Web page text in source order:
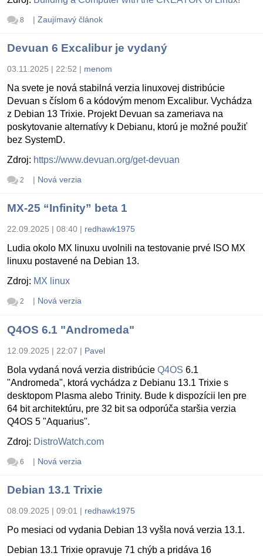
8 | Zaujímavý článok
Devuan 6 Excalibur je vydaný
03.11.2025 | 22:52 | menom
Na svete je nová stabilná verzia linuxovej distribúcie
Devuan s číslom 6 a kódovým menom Excalibur. Vychádza
z Debian 13 Trixie. Projekt Devuan sa zameriava na
poskytovanie alternatívy k Debianu, ktorú je možné použiť
bez SystemD.
Zdroj: https://www.devuan.org/get-devuan
2 | Nová verzia
MX-25 “Infinity” beta 1
22.09.2025 | 08:40 | redhawk1975
Ludia okolo MX linuxu uvolnili na testovanie prvé ISO MX
linuxu postavené na Debian 13.
Zdroj: MX linux
2 | Nová verzia
Q4OS 6.1 "Andromeda"
12.09.2025 | 22:07 | Pavel
Bola vydaná nová verzia distribúcie Q4OS 6.1
"Andromeda", ktorá vychádza z Debianu 13.1 Trixie s
desktopom Plasma alebo Trinity. Bude k dispozícii len pre
64 bit architektúru, pre 32 bit sa odporúča staršia verzia
Q4OS 5 "Aquarius".
Zdroj: DistroWatch.com
6 | Nová verzia
Debian 13.1 Trixie
08.09.2025 | 09:01 | redhawk1975
Po mesiaci od vydania Debian 13 vyšla nová verzia 13.1.
Debian 13.1 Trixie opravuje 71 chýb a pridáva 16